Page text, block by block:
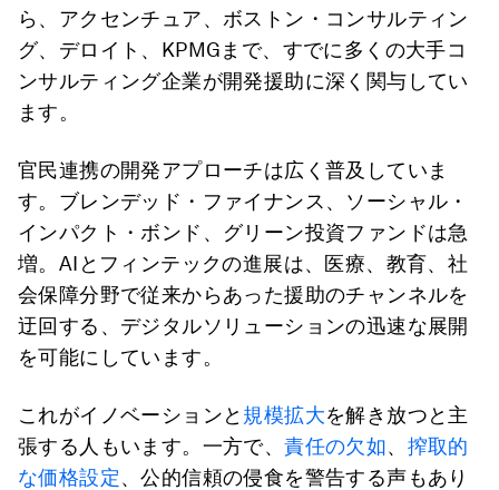
ら、アクセンチュア、ボストン・コンサルティン
グ、デロイト、KPMGまで、すでに多くの大手コ
ンサルティング企業が開発援助に深く関与してい
ます。
官民連携の開発アプローチは広く普及していま
す。ブレンデッド・ファイナンス、ソーシャル・
インパクト・ボンド、グリーン投資ファンドは急
増。AIとフィンテックの進展は、医療、教育、社
会保障分野で従来からあった援助のチャンネルを
迂回する、デジタルソリューションの迅速な展開
を可能にしています。
これがイノベーションと 規模拡大を解き放つと主
張する人もいます。一方で、責任の欠如、 搾取的
な価格設定、公的信頼の侵食を警告する声もあり